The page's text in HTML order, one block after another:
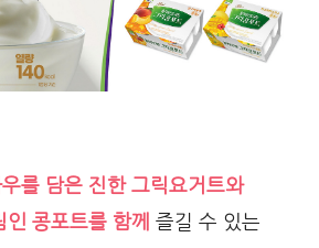
를 담은 진한 그릭요거트와
콩포트를 함께
즐길 수 있는